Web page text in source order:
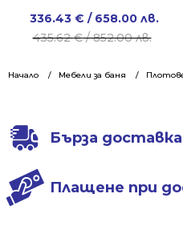
Начало Мебели за баня
435.62€/ 852.00 лв.
Original
price
435.62 €
336.43 € / 658.00 лв.
Current
price
336.43 €
Бърза
Плащене при